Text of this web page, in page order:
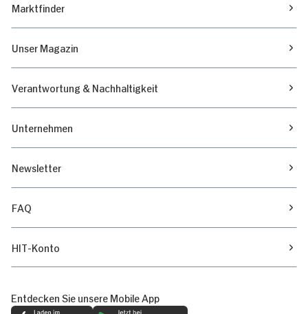
Marktfinder
Unser Magazin
Verantwortung & Nachhaltigkeit
Unternehmen
Newsletter
FAQ
HIT-Konto
Entdecken Sie unsere Mobile App